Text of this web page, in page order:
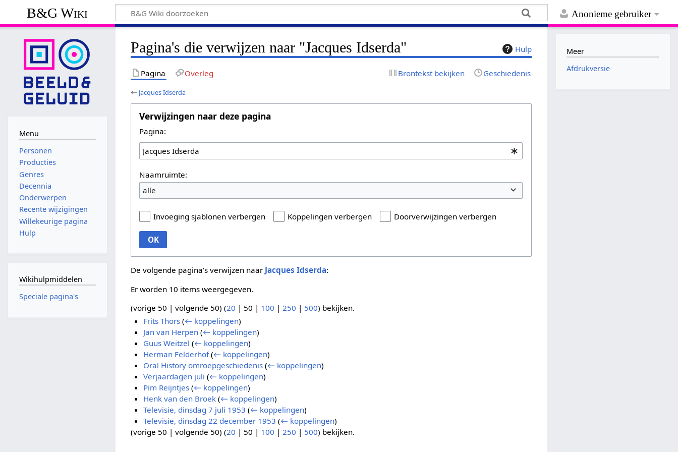
Anonieme gebruiker
B&G Wiki
Hulp
Pagina's die verwijzen naar "Jacques Idserda"
Pagina Overleg Brontekst bekijken Geschiedenis
← Jacques Idserda
Verwijzingen naar deze pagina
Pagina:
Naamruimte:
alle
Invoeging sjablonen verbergen Koppelingen verbergen Doorverwijzingen verbergen
OK
De volgende pagina's verwijzen naar Jacques Idserda:
Er worden 10 items weergegeven.
(vorige 50 |volgende 50) (20 | 50 | 100 | 250 | 500) bekijken.
Frits Thors (← koppelingen)
Jan van Herpen (← koppelingen)
Guus Weitzel (← koppelingen)
Herman Felderhof (← koppelingen)
Oral History omroepgeschiedenis (← koppelingen)
Verjaardagen juli (← koppelingen)
Pim Reijntjes (← koppelingen)
Henk van den Broek (← koppelingen)
Televisie, dinsdag 7 juli 1953 (← koppelingen)
Televisie, dinsdag 22 december 1953 (← koppelingen)
(vorige 50 |volgende 50) (20 | 50 | 100 |250 | 500) bekijken.
Menu
Personen
Producties
Genres
Decennia
Onderwerpen
Recente wijzigingen
Willekeurige pagina
Hulp
Wikihulpmiddelen
Speciale pagina's
Meer
Afdrukversie